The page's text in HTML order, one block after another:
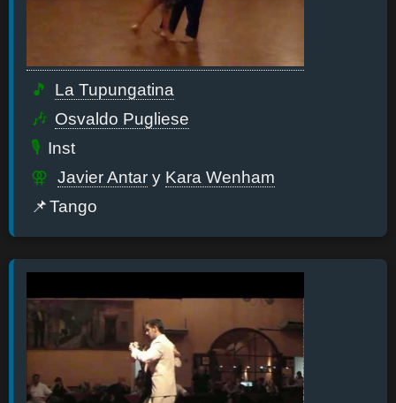
La Tupungatina
Osvaldo Pugliese
Inst
Javier Antar y Kara Wenham
Tango